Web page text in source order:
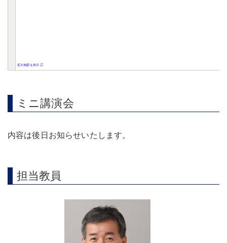
拡大地図を表示
ミニ講演会
内容は後日お知らせいたします。
担当教員